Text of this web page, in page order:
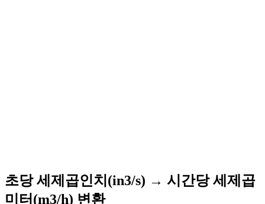
초당 세제곱인치(in3/s) → 시간당 세제곱
미터(m3/h) 변환